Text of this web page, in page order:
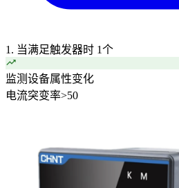
1. 当满足触发器时 1个
监测设备属性变化
电流突变率>50